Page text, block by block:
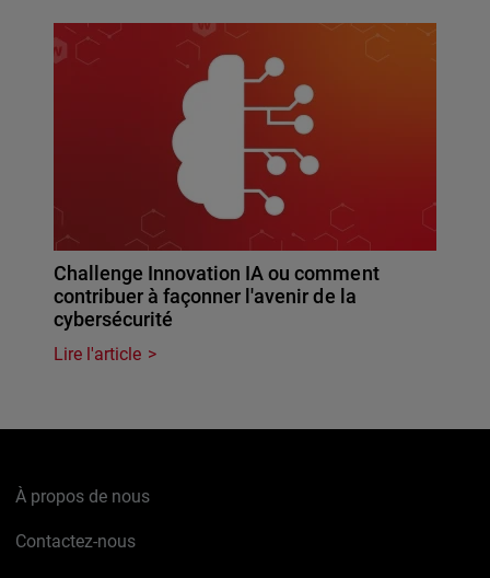
Challenge Innovation IA ou comment
contribuer à façonner l'avenir de la
cybersécurité
Lire l'article
À propos de nous
Contactez-nous